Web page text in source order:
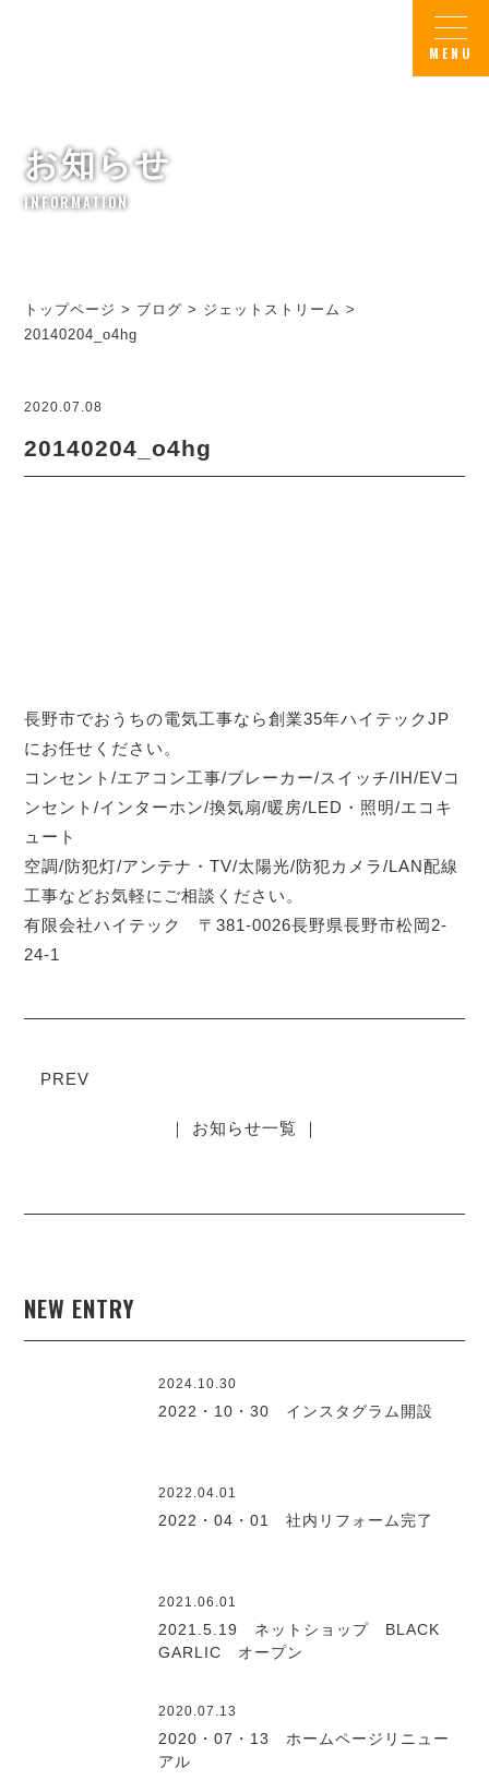
お知らせ
INFORMATION
トップページ > ブログ > ジェットストリーム >
20140204_o4hg
2020.07.08
20140204_o4hg
長野市でおうちの電気工事なら創業35年ハイテックJP
にお任せください。
コンセント/エアコン工事/ブレーカー/スイッチ/IH/EVコ
ンセント/インターホン/換気扇/暖房/LED・照明/エコキ
ュート
空調/防犯灯/アンテナ・TV/太陽光/防犯カメラ/LAN配線
工事などお気軽にご相談ください。
有限会社ハイテック 〒381-0026長野県長野市松岡2-
24-1
PREV
｜ お知らせ一覧 ｜
NEW ENTRY
2024.10.30
2022・10・30 インスタグラム開設
2022.04.01
2022・04・01 社内リフォーム完了
2021.06.01
2021.5.19 ネットショップ BLACK
GARLIC オープン
2020.07.13
2020・07・13 ホームページリニュー
アル